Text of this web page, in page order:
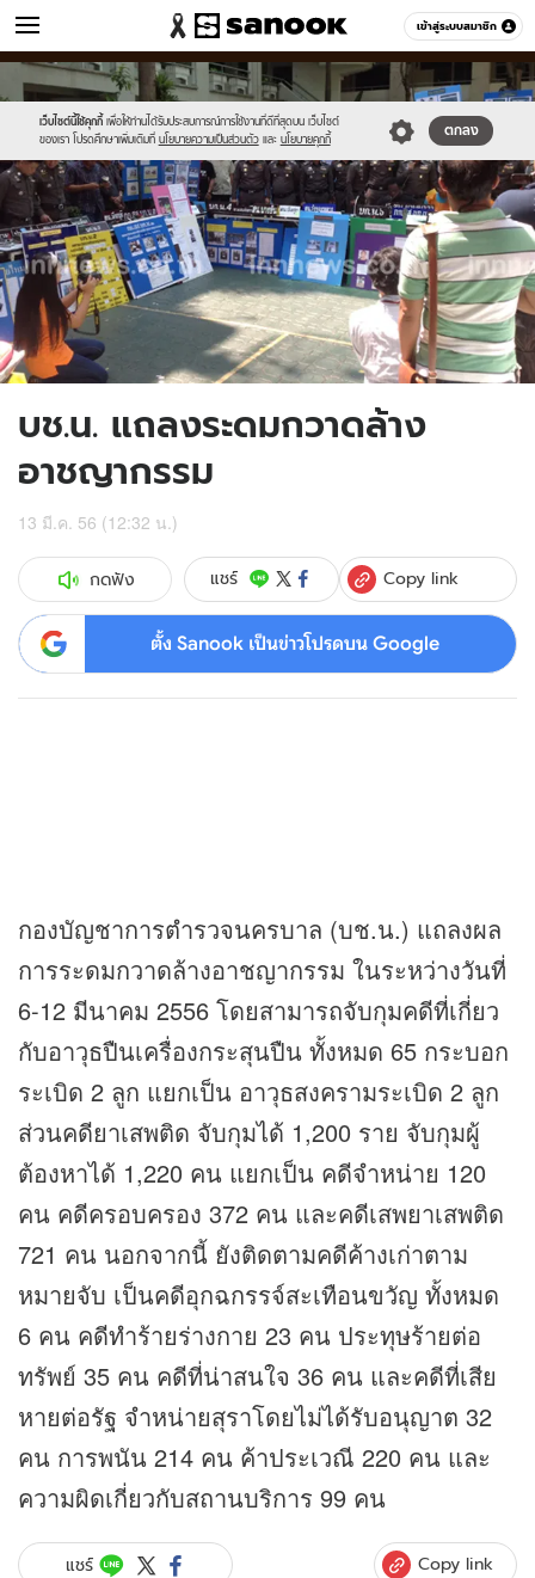
เข้าสู่ระบบสมาชิก
ข่าว หมวดอื่นๆ
เว็บไซต์นี้ใช้คุกกี้ เพื่อให้ท่านได้รับประสบการณ์การใช้งานที่ดีที่สุดบน เว็บไซต์
ของเรา โปรดศึกษาเพิ่มเติมที่ นโยบายความเป็นส่วนตัว และ นโยบายคุกกี้
ตกลง
Sanook
//s.isanook.com/sr/0/images/logo-
new-
sanook.png
600
60
//s.isanook.com/ns/0/ud/234/1173974/439989-
01.jpg
บช.น. แถลงระดมกวาดล้าง
อาชญากรรม
13 มี.ค. 56 (12:32 น.)
กดฟัง แชร์ Copy link
ตั้ง Sanook เป็นข่าวโปรดบน Google
กองบัญชาการตำรวจนครบาล (บช.น.) แถลงผล
การระดมกวาดล้างอาชญากรรม ในระหว่างวันที่
6-12 มีนาคม 2556 โดยสามารถจับกุมคดีที่เกี่ยว
กับอาวุธปืนเครื่องกระสุนปืน ทั้งหมด 65 กระบอก
ระเบิด 2 ลูก แยกเป็น อาวุธสงครามระเบิด 2 ลูก
ส่วนคดียาเสพติด จับกุมได้ 1,200 ราย จับกุมผู้
ต้องหาได้ 1,220 คน แยกเป็น คดีจำหน่าย 120
คน คดีครอบครอง 372 คน และคดีเสพยาเสพติด
721 คน นอกจากนี้ ยังติดตามคดีค้างเก่าตาม
หมายจับ เป็นคดีอุกฉกรรจ์สะเทือนขวัญ ทั้งหมด
6 คน คดีทำร้ายร่างกาย 23 คน ประทุษร้ายต่อ
ทรัพย์ 35 คน คดีที่น่าสนใจ 36 คน และคดีที่เสีย
หายต่อรัฐ จำหน่ายสุราโดยไม่ได้รับอนุญาต 32
คน การพนัน 214 คน ค้าประเวณี 220 คน และ
ความผิดเกี่ยวกับสถานบริการ 99 คน
แชร์ Copy link